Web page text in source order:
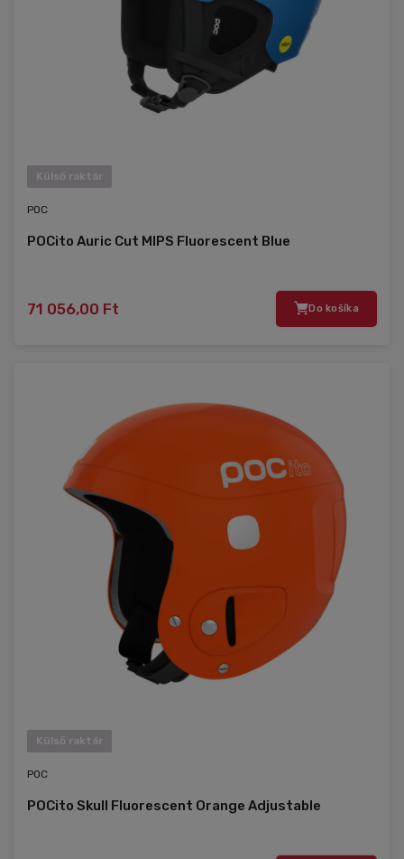
Külső raktár
POC
POCito Auric Cut MIPS Fluorescent Blue
71 056,00 Ft Do košíka
Külső raktár
POC
POCito Skull Fluorescent Orange Adjustable